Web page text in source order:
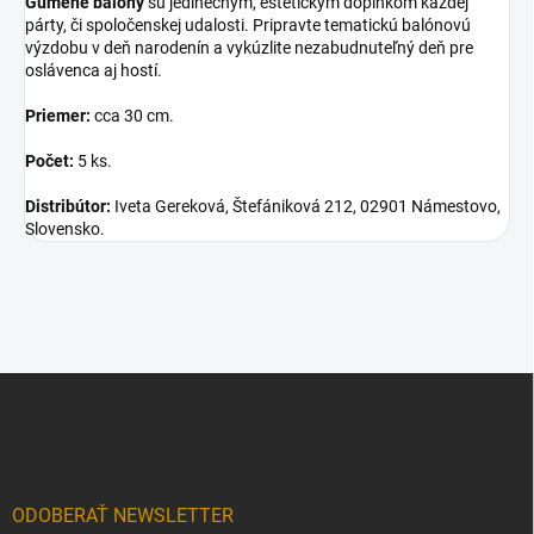
párty, či spoločenskej udalosti. Pripravte tematickú balónovú
výzdobu v deň narodenín a vykúzlite nezabudnuteľný deň pre
oslávenca aj hostí.
Priemer: cca 30 cm.
Počet: 5 ks.
Distribútor: Iveta Gereková, Štefániková 212, 02901 Námestovo,
Slovensko.
ODOBERAŤ NEWSLETTER